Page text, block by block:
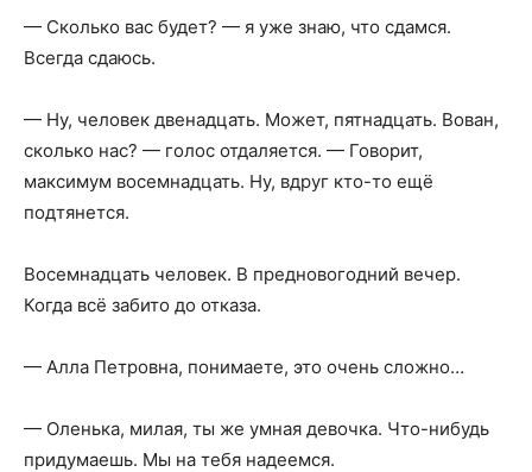
— Сколько вас будет? — я уже знаю, что сдамся.
Всегда сдаюсь.
— Ну, человек двенадцать. Может, пятнадцать. Вован,
сколько нас? — голос отдаляется. — Говорит,
максимум восемнадцать. Ну, вдруг кто-то ещё
подтянется.
Восемнадцать человек. В предновогодний вечер.
Когда всё забито до отказа.
— Алла Петровна, понимаете, это очень сложно…
— Оленька, милая, ты же умная девочка. Что-нибудь
придумаешь. Мы на тебя надеемся.